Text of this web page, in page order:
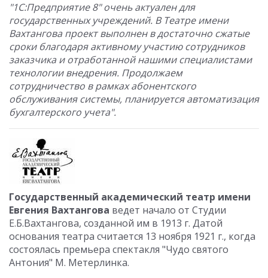
"1С:Предприятие 8" очень актуален для
государственных учреждений. В Театре имени
Вахтангова проект выполнен в достаточно сжатые
сроки благодаря активному участию сотрудников
заказчика и отработанной нашими специалистами
технологии внедрения. Продолжаем
сотрудничество в рамках абонентского
обслуживания системы, планируется автоматизация
бухгалтерского учета".
Государственный академический театр имени
Евгения Вахтангова ведет начало от Студии
Е.Б.Вахтангова, созданной им в 1913 г. Датой
основания театра считается 13 ноября 1921 г., когда
состоялась премьера спектакля "Чудо святого
Антония" М. Метерлинка.